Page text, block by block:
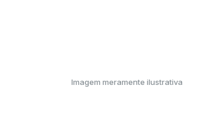
Imagem meramente ilustrativa